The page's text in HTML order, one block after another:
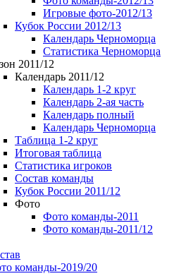
Игровые фото-2012/13
Кубок России 2012/13
Календарь Черноморца
Статистика Черноморца
2011/12
Календарь 2011/12
Календарь 1-2 круг
Календарь 2-ая часть
Календарь полный
Календарь Черноморца
Таблица 1-2 круг
Итоговая таблица
Статистика игроков
Состав команды
Кубок России 2011/12
Фото
Фото команды-2011
Фото команды-2011/12
команды-2019/20